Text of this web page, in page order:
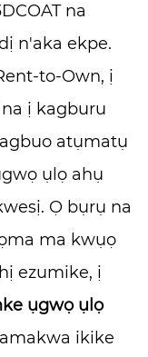
na
n'aka ekpe.
to-Own, ị
ị kagburu
atụmatụ
ụlọ ahụ
Ọ bụrụ na
ma kwụọ
ezumike, ị
ụgwọ ụlọ
ikike